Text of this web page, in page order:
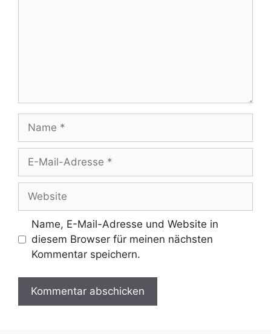
Mail-
Adresse
Name, E-Mail-Adresse und Website in
diesem Browser für meinen nächsten
Kommentar speichern.